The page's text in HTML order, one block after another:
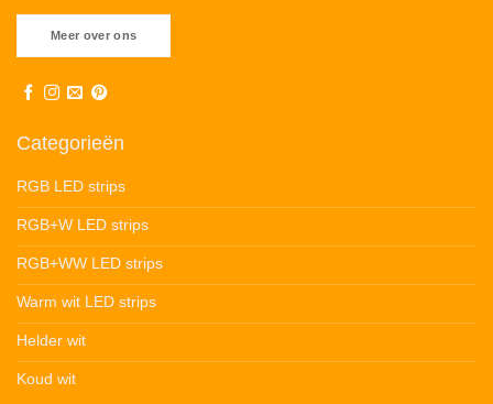
Meer over ons
Categorieën
RGB LED strips
RGB+W LED strips
RGB+WW LED strips
Warm wit LED strips
Helder wit
Koud wit